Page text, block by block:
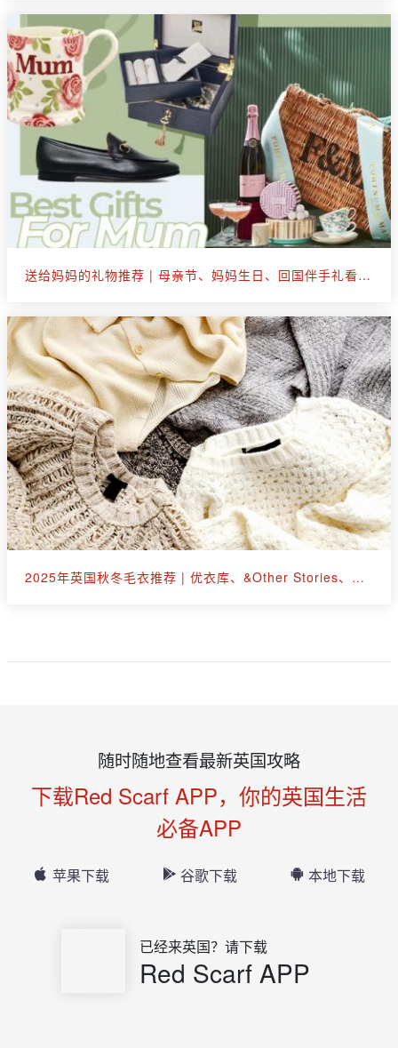
送给妈妈的礼物推荐 | 母亲节、妈妈生日、回国伴手礼看这篇就够了
2025年英国秋冬毛衣推荐 | 优衣库、&Other Stories、拉夫劳伦等30+款
随时随地查看最新英国攻略
下载Red Scarf APP，你的英国生活
必备APP
苹果下载 谷歌下载 本地下载
已经来英国？请下载
Red Scarf APP